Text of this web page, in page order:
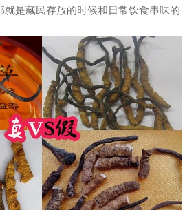
就是藏民存放的时候和日常饮食串味的